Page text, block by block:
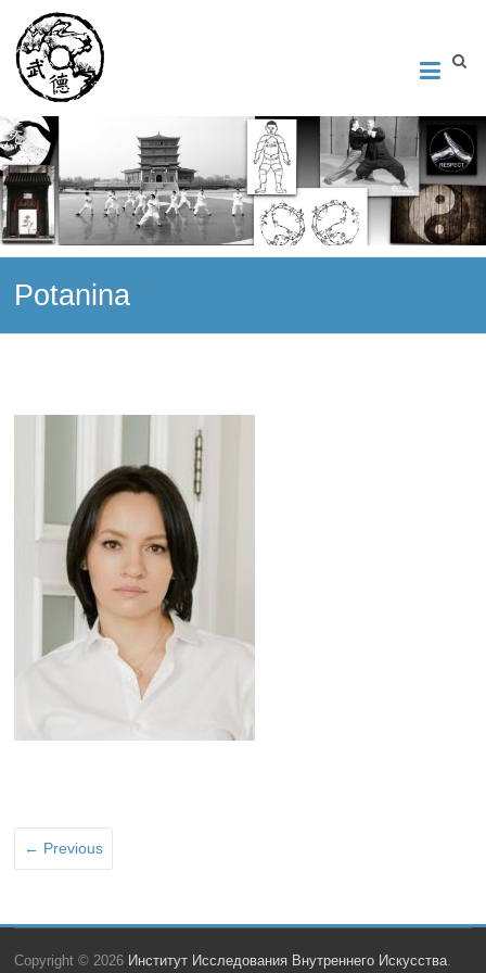
Институт Исследования Внутреннего Искусства
Школа тайцзи-цюань стиля Чэнь, Петербург. Руководитель
Андрей Середняков.
Potanina
← Previous
Copyright © 2026 Институт Исследования Внутреннего Искусства.